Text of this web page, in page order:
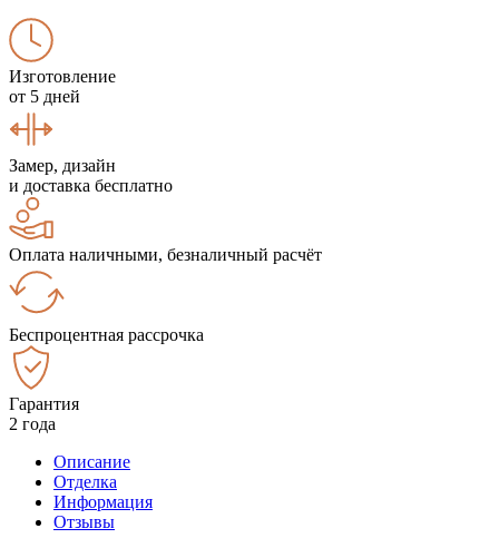
Изготовление
от 5 дней
Замер, дизайн
и доставка бесплатно
Оплата наличными, безналичный расчёт
Беспроцентная рассрочка
Гарантия
2 года
Описание
Отделка
Информация
Отзывы